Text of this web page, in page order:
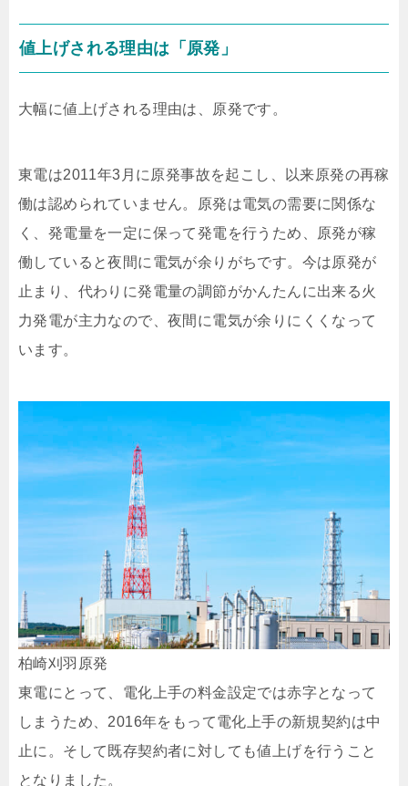
値上げされる理由は「原発」
大幅に値上げされる理由は、原発です。
東電は2011年3月に原発事故を起こし、以来原発の再稼
働は認められていません。原発は電気の需要に関係な
く、発電量を一定に保って発電を行うため、原発が稼
働していると夜間に電気が余りがちです。今は原発が
止まり、代わりに発電量の調節がかんたんに出来る火
力発電が主力なので、夜間に電気が余りにくくなって
います。
柏崎刈羽原発
東電にとって、電化上手の料金設定では赤字となって
しまうため、2016年をもって電化上手の新規契約は中
止に。そして既存契約者に対しても値上げを行うこと
となりました。